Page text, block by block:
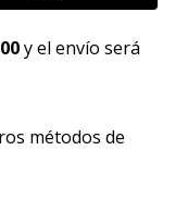
y el envío será
métodos de